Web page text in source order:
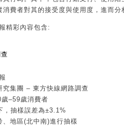
費者對其的接受度與使用度，進而分
精彩內容包含:
究集團 – 東方快線網路調查
歲–59歲消費者
，抽樣誤差為±3.1%
、地區(北中南)進行抽樣